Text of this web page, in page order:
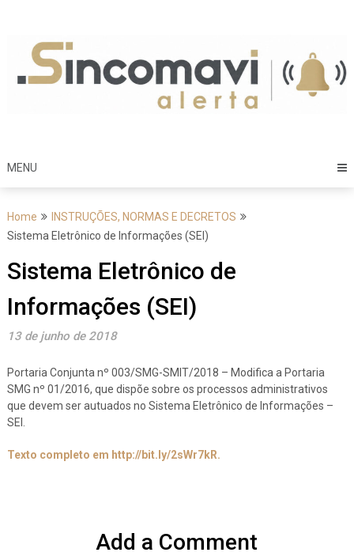
content
MENU
Home
INSTRUÇÕES, NORMAS E DECRETOS
Sistema Eletrônico de Informações (SEI)
Sistema Eletrônico de
Informações (SEI)
13 de junho de 2018
Portaria Conjunta nº 003/SMG-SMIT/2018 – Modifica a Portaria
SMG nº 01/2016, que dispõe sobre os processos administrativos
que devem ser autuados no Sistema Eletrônico de Informações –
SEI.
Texto completo em http://bit.ly/2sWr7kR.
Add a Comment